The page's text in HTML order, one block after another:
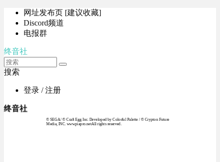
网址发布页 [建议收藏]
Discord频道
电报群
终音社
搜索
登录 / 注册
终音社
© SEGA / © Craft Egg Inc. Developed by Colorful Palette / © Crypton Future
Media, INC. www.piapro.netAll rights reserved.